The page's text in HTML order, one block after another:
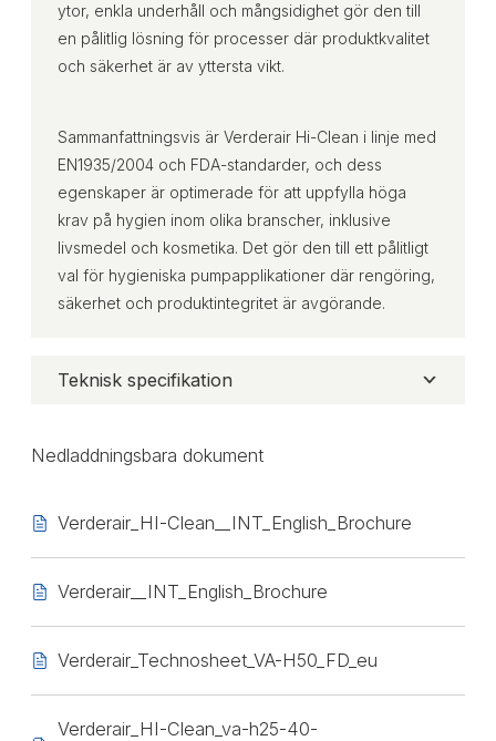
ytor, enkla underhåll och mångsidighet gör den till
en pålitlig lösning för processer där produktkvalitet
och säkerhet är av yttersta vikt.
Sammanfattningsvis är Verderair Hi-Clean i linje med
EN1935/2004 och FDA-standarder, och dess
egenskaper är optimerade för att uppfylla höga
krav på hygien inom olika branscher, inklusive
livsmedel och kosmetika. Det gör den till ett pålitligt
val för hygieniska pumpapplikationer där rengöring,
säkerhet och produktintegritet är avgörande.
Teknisk specifikation
Nedladdningsbara dokument
Verderair_HI-Clean__INT_English_Brochure
Verderair__INT_English_Brochure
Verderair_Technosheet_VA-H50_FD_eu
Verderair_HI-Clean_va-h25-40-